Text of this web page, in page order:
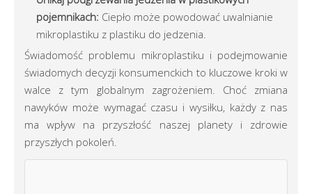
pojemnikach: Ciepło może powodować uwalnianie
mikroplastiku z plastiku do jedzenia.
Świadomość problemu mikroplastiku i podejmowanie
świadomych decyzji konsumenckich to kluczowe kroki w
walce z tym globalnym zagrożeniem. Choć zmiana
nawyków może wymagać czasu i wysiłku, każdy z nas
ma wpływ na przyszłość naszej planety i zdrowie
przyszłych pokoleń.